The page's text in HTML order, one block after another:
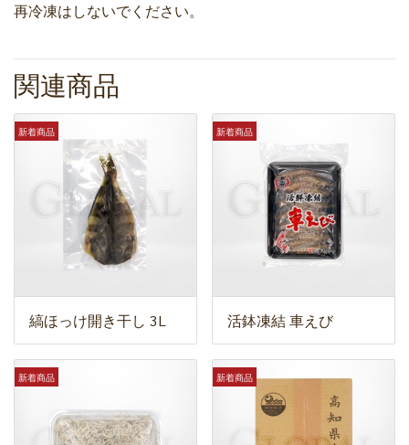
再冷凍はしないでください。
関連商品
新着商品
縞ほっけ開き干し 3L
新着商品
活鉢凍結 車えび
新着商品 新着商品